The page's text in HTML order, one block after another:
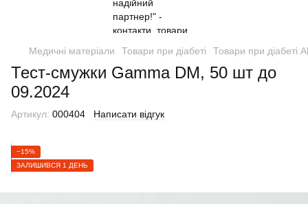
Медичні матеріали Товари при діабеті Товари при діабеті
Тест-смужки Gamma DM, 50 шт до
09.2024
Артикул: 000404 Написати відгук
−15%
ЗАЛИШИВСЯ 1 ДЕНЬ